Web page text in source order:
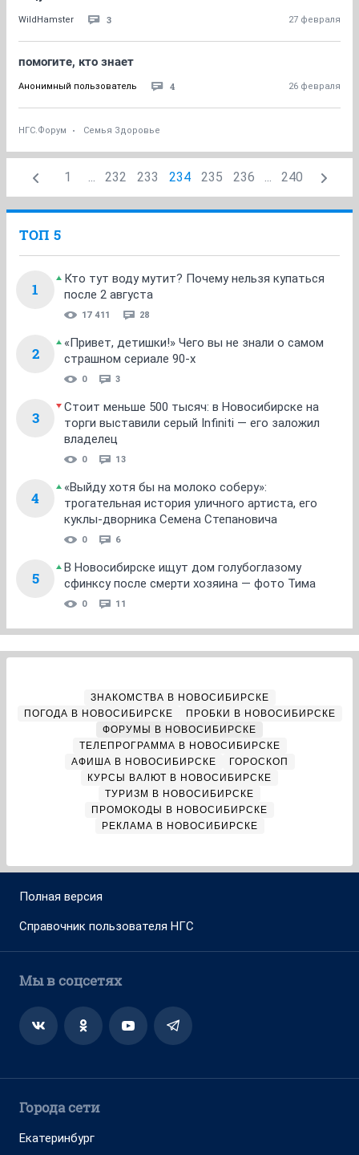
WildHamster 3 27 февраля
помогите, кто знает
Анонимный пользователь 4 26 февраля
НГС.Форум Семья Здоровье
1 ... 232 233 234 235 236 ... 240
ТОП 5
1
Кто тут воду мутит? Почему нельзя купаться
после 2 августа
17 411 28
2
«Привет, детишки!» Чего вы не знали о самом
страшном сериале 90-х
0 3
3
Стоит меньше 500 тысяч: в Новосибирске на
торги выставили серый Infiniti — его заложил
владелец
0 13
4
«Выйду хотя бы на молоко соберу»:
трогательная история уличного артиста, его
куклы-дворника Семена Степановича
0 6
5
В Новосибирске ищут дом голубоглазому
сфинксу после смерти хозяина — фото Тима
0 11
ЗНАКОМСТВА В НОВОСИБИРСКЕ
ПОГОДА В НОВОСИБИРСКЕ
ПРОБКИ В НОВОСИБИРСКЕ
ФОРУМЫ В НОВОСИБИРСКЕ
ТЕЛЕПРОГРАММА В НОВОСИБИРСКЕ
АФИША В НОВОСИБИРСКЕ
ГОРОСКОП
КУРСЫ ВАЛЮТ В НОВОСИБИРСКЕ
ТУРИЗМ В НОВОСИБИРСКЕ
ПРОМОКОДЫ В НОВОСИБИРСКЕ
РЕКЛАМА В НОВОСИБИРСКЕ
Полная версия
Справочник пользователя НГС
Мы в соцсетях
Города сети
Екатеринбург